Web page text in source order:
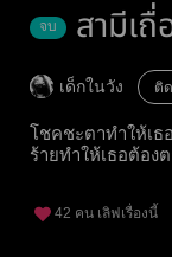
จบ สามีเถื่
เด็กในวัง ติ
โชคชะตาทำให้เธ
ร้ายทำให้เธอต้อง
42 คน เลิฟเรื่องนี้